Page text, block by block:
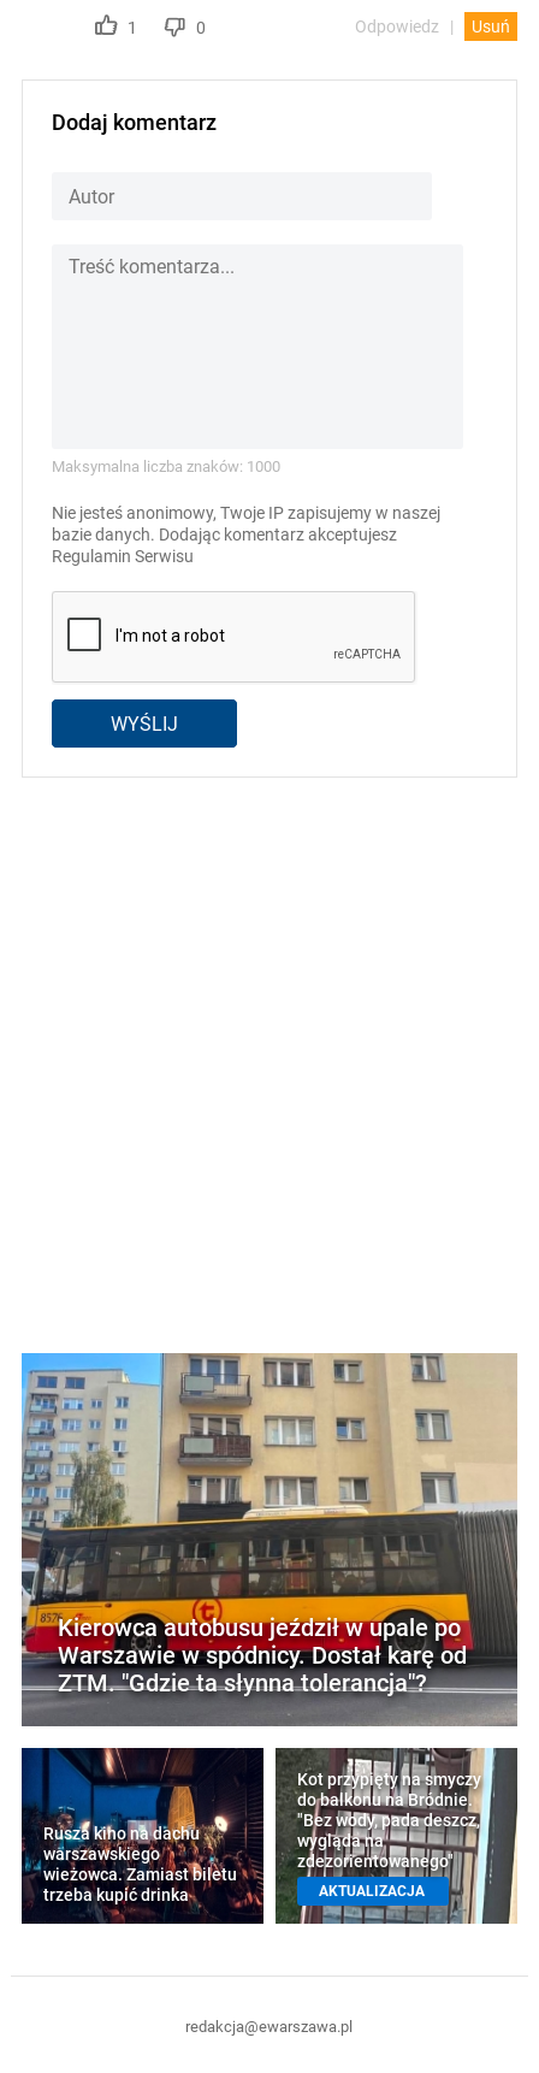
1 0 Odpowiedz Usuń
Dodaj komentarz
Maksymalna liczba znaków: 1000
Nie jesteś anonimowy, Twoje IP zapisujemy w naszej
bazie danych. Dodając komentarz akceptujesz
Regulamin Serwisu
WYŚLIJ
Kierowca autobusu jeździł w upale po
Warszawie w spódnicy. Dostał karę od
ZTM. "Gdzie ta słynna tolerancja"?
Rusza kino na dachu
warszawskiego
wieżowca. Zamiast biletu
trzeba kupić drinka
Kot przypięty na smyczy
do balkonu na Bródnie.
"Bez wody, pada deszcz,
wygląda na
zdezorientowanego"
AKTUALIZACJA
redakcja@ewarszawa.pl